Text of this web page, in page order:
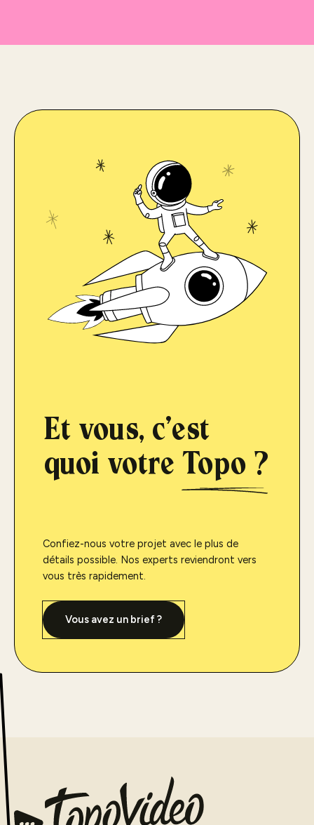
Et vous, c'est
quoi votre Topo ?
Confiez-nous votre projet avec le plus de
détails possible. Nos experts reviendront vers
vous très rapidement.
Vous avez un brief ?